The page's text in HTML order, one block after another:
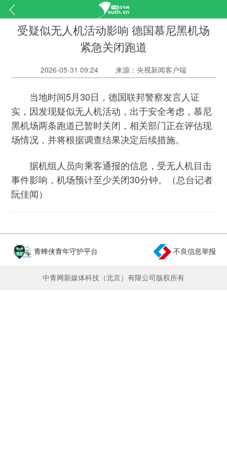
受疑似无人机活动影响 德国慕尼黑机场
紧急关闭跑道
2026-05-31 09:24 来源：央视新闻客户端
当地时间5月30日，德国联邦警察发言人证
实，因发现疑似无人机活动，出于安全考虑，慕尼
黑机场两条跑道已暂时关闭，相关部门正在评估现
场情况，并将根据调查结果决定后续措施。
据机组人员向乘客通报的信息，受无人机目击
事件影响，机场预计至少关闭30分钟。（总台记者
阮佳闻）
青蜂侠青年守护平台 不良信息举报
中青网新媒体科技（北京）有限公司版权所有